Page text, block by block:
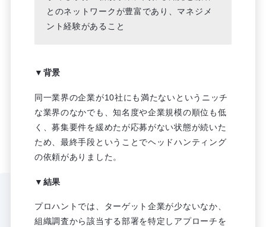
とのネットワークが豊富であり、マネジメ
ント経験があること
▼背景
同一業界の企業が10社にも満たないというニッチ
な業界のなかでも、知名度や企業規模の順位も低
く、募集要件を緩めたが応募がない状態が続いた
ため、最終手段ということでヘッドハンティング
の依頼がありました。
▼結果
プロハントでは、ターゲット企業が少ないなか、
組織調査から該当する部署を特定しアプローチを